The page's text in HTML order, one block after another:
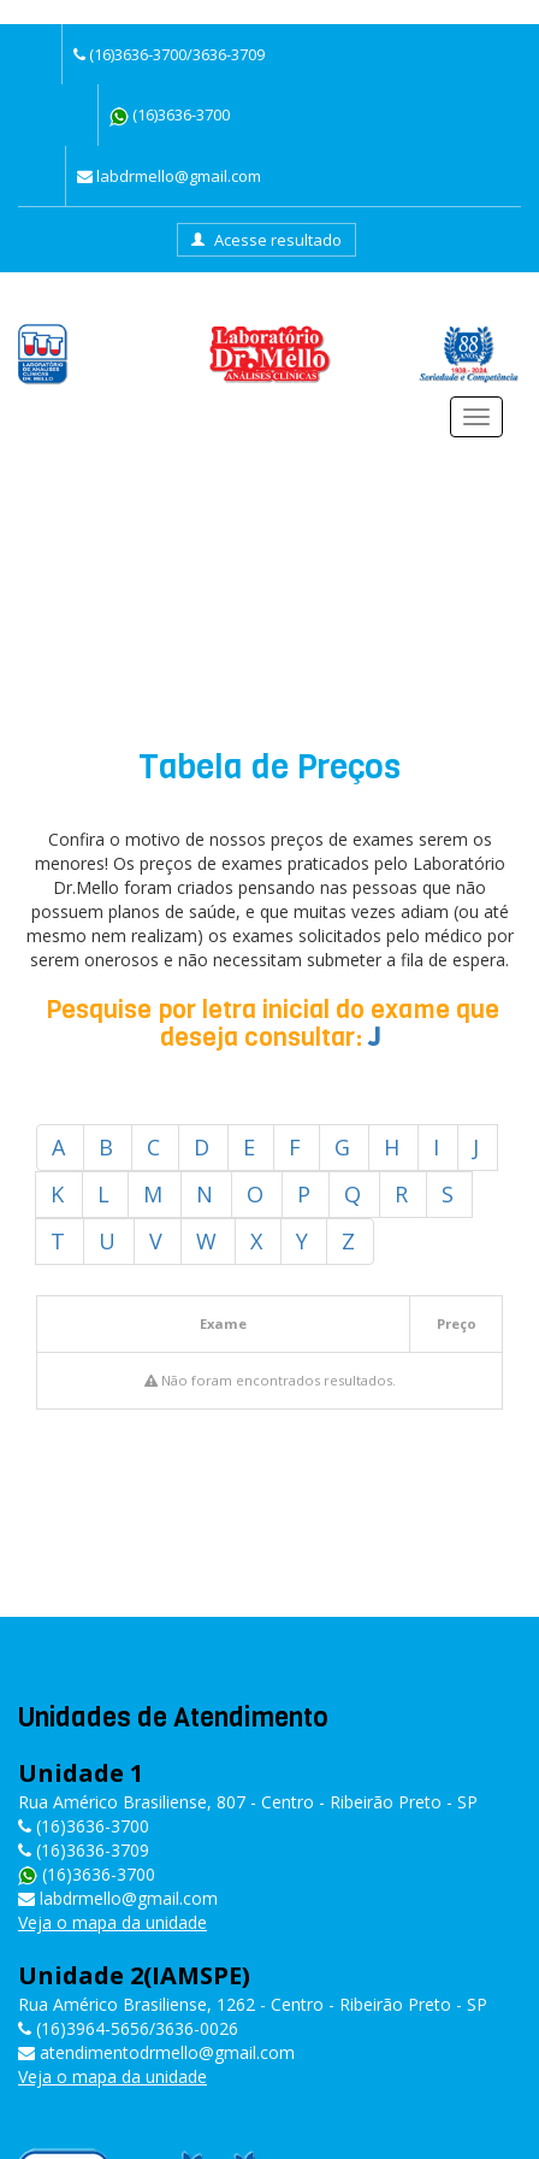
(16)3636-3700/3636-3709
(16)3636-3700
labdrmello@gmail.com
Acesse resultado
Menu
Tabela de Preços
Confira o motivo de nossos preços de exames serem os
menores! Os preços de exames praticados pelo Laboratório
Dr.Mello foram criados pensando nas pessoas que não
possuem planos de saúde, e que muitas vezes adiam (ou até
mesmo nem realizam) os exames solicitados pelo médico por
serem onerosos e não necessitam submeter a fila de espera.
Pesquise por letra inicial do exame que
deseja consultar:J
A B C D E F G H I
J
K
L M N O P Q R
S
T
U V W X Y Z
Exame Preço
Não foram encontrados resultados.
Unidades de Atendimento
Unidade 1
Rua Américo Brasiliense, 807 - Centro - Ribeirão Preto - SP
(16)3636-3700
(16)3636-3709
(16)3636-3700
labdrmello@gmail.com
Veja o mapa da unidade
Unidade 2(IAMSPE)
Rua Américo Brasiliense, 1262 - Centro - Ribeirão Preto - SP
(16)3964-5656/3636-0026
atendimentodrmello@gmail.com
Veja o mapa da unidade